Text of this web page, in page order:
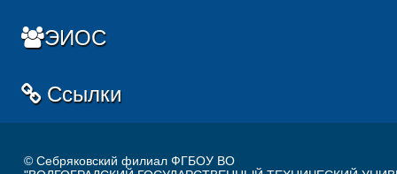
ЭИОС
Ссылки
© Себряковский филиал ФГБОУ ВО